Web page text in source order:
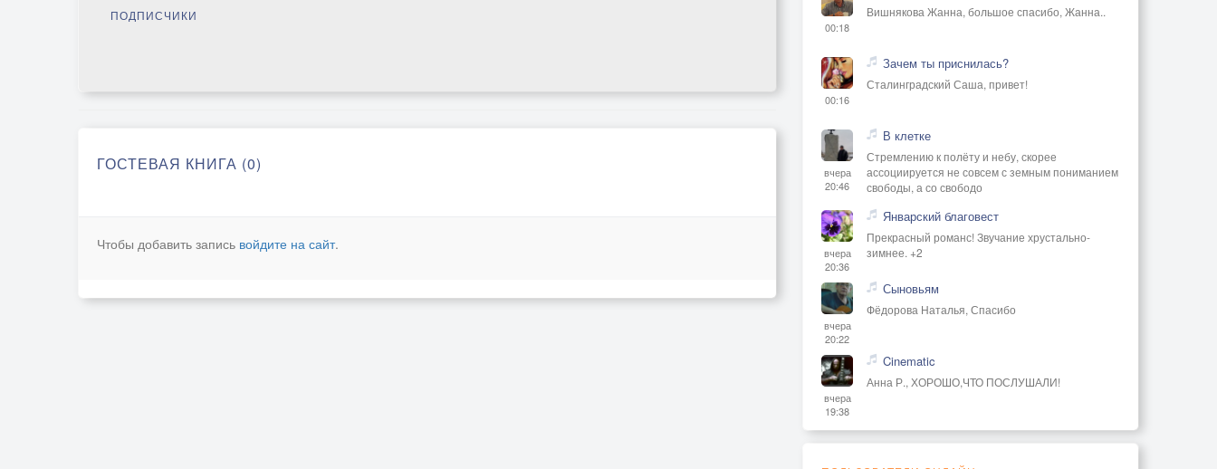
ПОДПИСЧИКИ
ГОСТЕВАЯ КНИГА (0)
Чтобы добавить запись войдите на сайт.
00:18
Вишнякова Жанна, большое спасибо, Жанна..
00:16
Зачем ты приснилась?
Сталинградский Саша, привет!
вчера
20:46
В клетке
Стремлению к полёту и небу, скорее
ассоциируется не совсем с земным пониманием
свободы, а со свободо
вчера
20:36
Январский благовест
Прекрасный романс! Звучание хрустально-
зимнее. +2
вчера
20:22
Сыновьям
Фёдорова Наталья, Спасибо
вчера
19:38
Cinematic
Анна Р., ХОРОШО,ЧТО ПОСЛУШАЛИ!